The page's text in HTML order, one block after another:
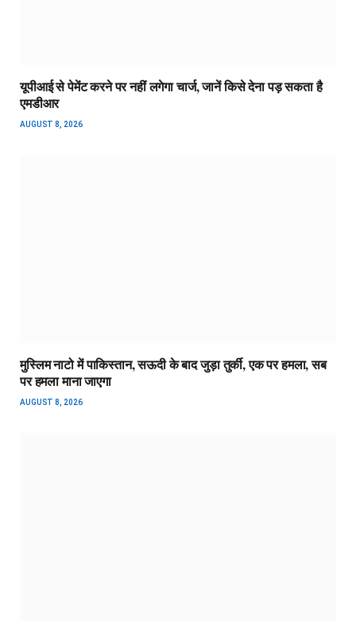
यूपीआई से पेमेंट करने पर नहीं लगेगा चार्ज, जानें किसे देना पड़ सकता है
एमडीआर
AUGUST 8, 2026
मुस्लिम नाटो में पाकिस्तान, सऊदी के बाद जुड़ा तुर्की, एक पर हमला, सब
पर हमला माना जाएगा
AUGUST 8, 2026